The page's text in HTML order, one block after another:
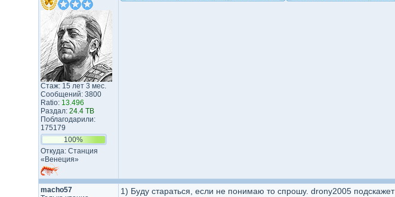
Стаж: 15 лет 3 мес.
Сообщений: 3800
Ratio: 13.496
Раздал: 24.4 TB
Поблагодарили:
175179
100%
Откуда: Станция
«Венеция»
macho57
1) Буду стараться, если не понимаю то спрошу. drony2005 подскажет